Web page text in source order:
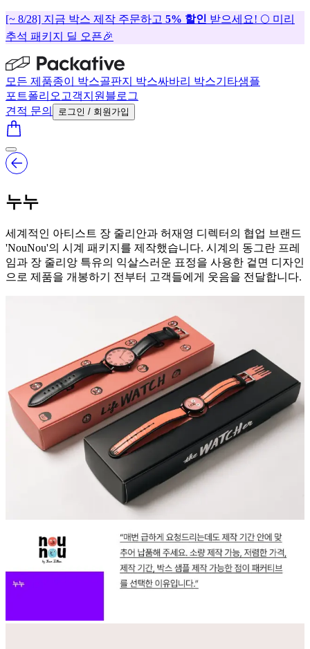
[~ 8/28] 지금 박스 제작 주문하고 5% 할인 받으세요! 🌕 미리
추석 패키지 딜 오픈🎉
모든 제품종이 박스골판지 박스싸바리 박스기타샘플
포트폴리오 고객지원 블로그
견적 문의
로그인 / 회원가입
누누
세계적인 아티스트 장 줄리안과 허재영 디렉터의 협업 브랜드
'NouNou'의 시계 패키지를 제작했습니다. 시계의 동그란 프레
임과 장 줄리앙 특유의 익살스러운 표정을 사용한 겉면 디자인
으로 제품을 개봉하기 전부터 고객들에게 웃음을 전달합니다.